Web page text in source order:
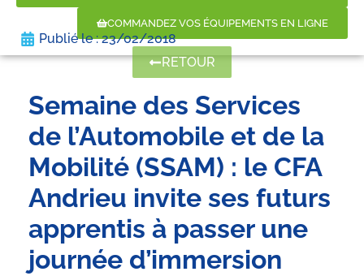
COMMANDEZ VOS ÉQUIPEMENTS EN LIGNE
Publié le : 23/02/2018
RETOUR
Semaine des Services
de l’Automobile et de la
Mobilité (SSAM) : le CFA
Andrieu invite ses futurs
apprentis à passer une
journée d’immersion